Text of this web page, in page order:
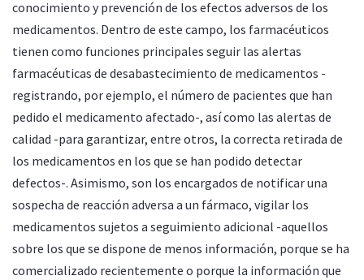
conocimiento y prevención de los efectos adversos de los
medicamentos. Dentro de este campo, los farmacéuticos
tienen como funciones principales seguir las alertas
farmacéuticas de desabastecimiento de medicamentos -
registrando, por ejemplo, el número de pacientes que han
pedido el medicamento afectado-, así como las alertas de
calidad -para garantizar, entre otros, la correcta retirada de
los medicamentos en los que se han podido detectar
defectos-. Asimismo, son los encargados de notificar una
sospecha de reacción adversa a un fármaco, vigilar los
medicamentos sujetos a seguimiento adicional -aquellos
sobre los que se dispone de menos información, porque se ha
comercializado recientemente o porque la información que